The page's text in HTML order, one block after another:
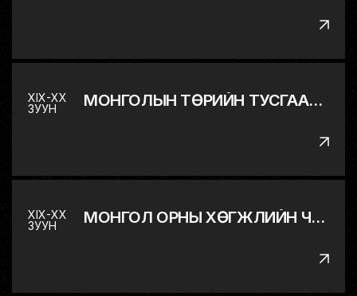
XIX-XX
ЗУУН
МОНГОЛЫН ТӨРИЙН ТУСГААР ТОГТНОЛ, БҮРЭН ЭРХТ БАЙДЛЫГ СЭРГЭЭН БАТАТГАВ
XIX-XX
ЗУУН
МОНГОЛ ОРНЫ ХӨГЖЛИЙН ЧИГ БАРИМЖАА